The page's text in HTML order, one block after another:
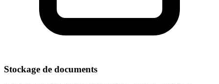
Stockage de documents